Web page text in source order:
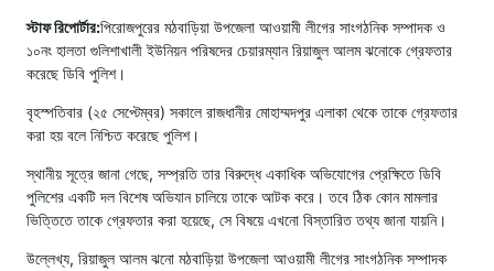
স্টাফ রিপোর্টার:পিরোজপুরের মঠবাড়িয়া উপজেলা আওয়ামী লীগের সাংগঠনিক সম্পাদক ও
১০নং হালতা গুলিশাখালী ইউনিয়ন পরিষদের চেয়ারম্যান রিয়াজুল আলম ঝনোকে গ্রেফতার
করেছে ডিবি পুলিশ।
বৃহস্পতিবার (২৫ সেপ্টেম্বর) সকালে রাজধানীর মোহাম্মদপুর এলাকা থেকে তাকে গ্রেফতার
করা হয় বলে নিশ্চিত করেছে পুলিশ।
স্থানীয় সূত্রে জানা গেছে, সম্প্রতি তার বিরুদ্ধে একাধিক অভিযোগের প্রেক্ষিতে ডিবি
পুলিশের একটি দল বিশেষ অভিযান চালিয়ে তাকে আটক করে। তবে ঠিক কোন মামলার
ভিত্তিতে তাকে গ্রেফতার করা হয়েছে, সে বিষয়ে এখনো বিস্তারিত তথ্য জানা যায়নি।
উল্লেখ্য, রিয়াজুল আলম ঝনো মঠবাড়িয়া উপজেলা আওয়ামী লীগের সাংগঠনিক সম্পাদক